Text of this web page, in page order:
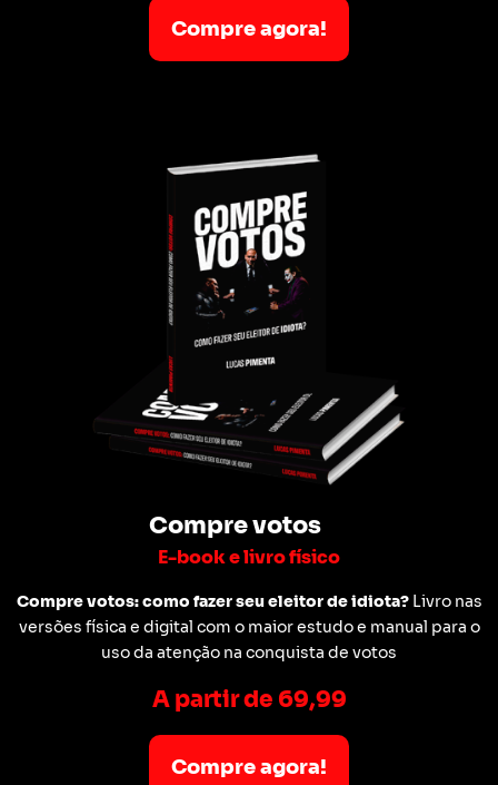
Compre agora!
Compre votos
E-book e livro físico
Compre votos: como fazer seu eleitor de idiota?Livro nas
versões física e digital com o maior estudo e manual para o
uso da atenção na conquista de votos
A partir de 69,99
Compre agora!